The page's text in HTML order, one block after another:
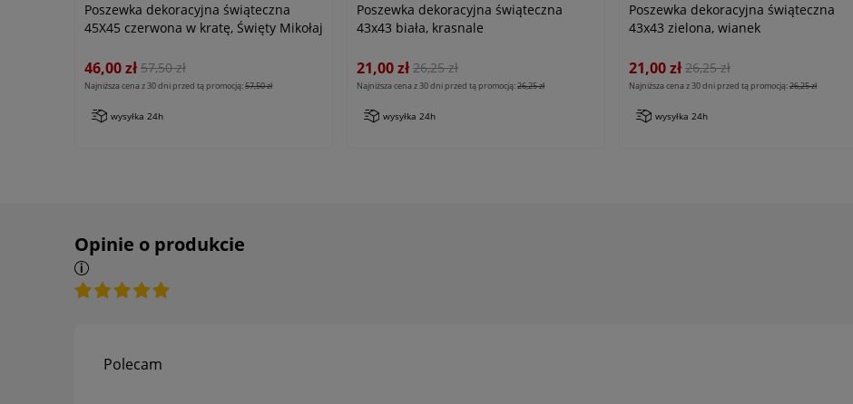
Poszewka dekoracyjna świąteczna
45X45 czerwona w kratę, Święty Mikołaj
46,00 zł 57,50 zł
Najniższa cena z 30 dni przed tą promocją:57,50 zł
wysyłka 24h
Poszewka dekoracyjna świąteczna
43x43 biała, krasnale
21,00 zł 26,25 zł
Najniższa cena z 30 dni przed tą promocją:26,25 zł
wysyłka 24h
Poszewka dekoracyjna świąteczna
43x43 zielona, wianek
21,00 zł 26,25 zł
Najniższa cena z 30 dni przed tą promocją:26,25 zł
wysyłka 24h
Opinie o produkcie
Polecam